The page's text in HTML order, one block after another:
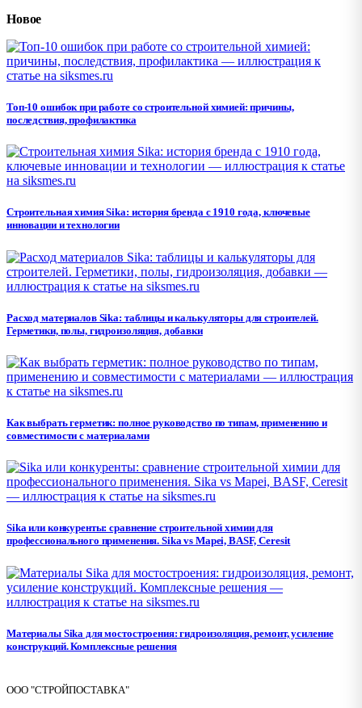
Новое
Топ-10 ошибок при работе со строительной химией: причины,
последствия, профилактика
Строительная химия Sika: история бренда с 1910 года, ключевые
инновации и технологии
Расход материалов Sika: таблицы и калькуляторы для строителей.
Герметики, полы, гидроизоляция, добавки
Как выбрать герметик: полное руководство по типам, применению и
совместимости с материалами
Sika или конкуренты: сравнение строительной химии для
профессионального применения. Sika vs Mapei, BASF, Ceresit
Материалы Sika для мостостроения: гидроизоляция, ремонт, усиление
конструкций. Комплексные решения
ООО "СТРОЙПОСТАВКА"